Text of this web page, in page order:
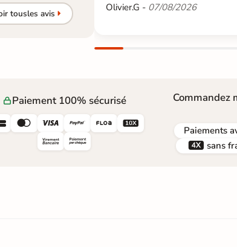
tousles avis
Olivier.G - 07/08/2026
Paiement 100% sécurisé
    
Commandez
Paiements
 sans